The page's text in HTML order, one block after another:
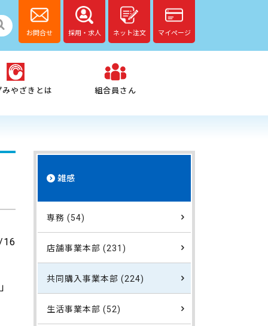
お問合せ 採用・求人 ネット注文 マイページ
みやざきとは 組合員さん
雑感
専務 (54)
店舗事業本部 (231)
共同購入事業本部 (224)
生活事業本部 (52)